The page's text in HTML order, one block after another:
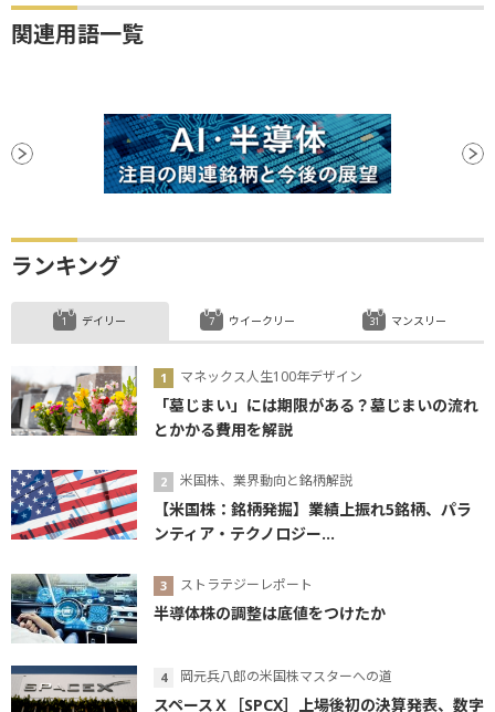
関連用語一覧
ランキング
デイリー
マネックス人生100年デザイン
「墓じまい」には期限がある？墓じまいの流れ
とかかる費用を解説
米国株、業界動向と銘柄解説
【米国株：銘柄発掘】業績上振れ5銘柄、パラ
ンティア・テクノロジー...
ストラテジーレポート
半導体株の調整は底値をつけたか
岡元兵八郎の米国株マスターへの道
スペースＸ［SPCX］上場後初の決算発表、数字
ウイークリー マンスリー